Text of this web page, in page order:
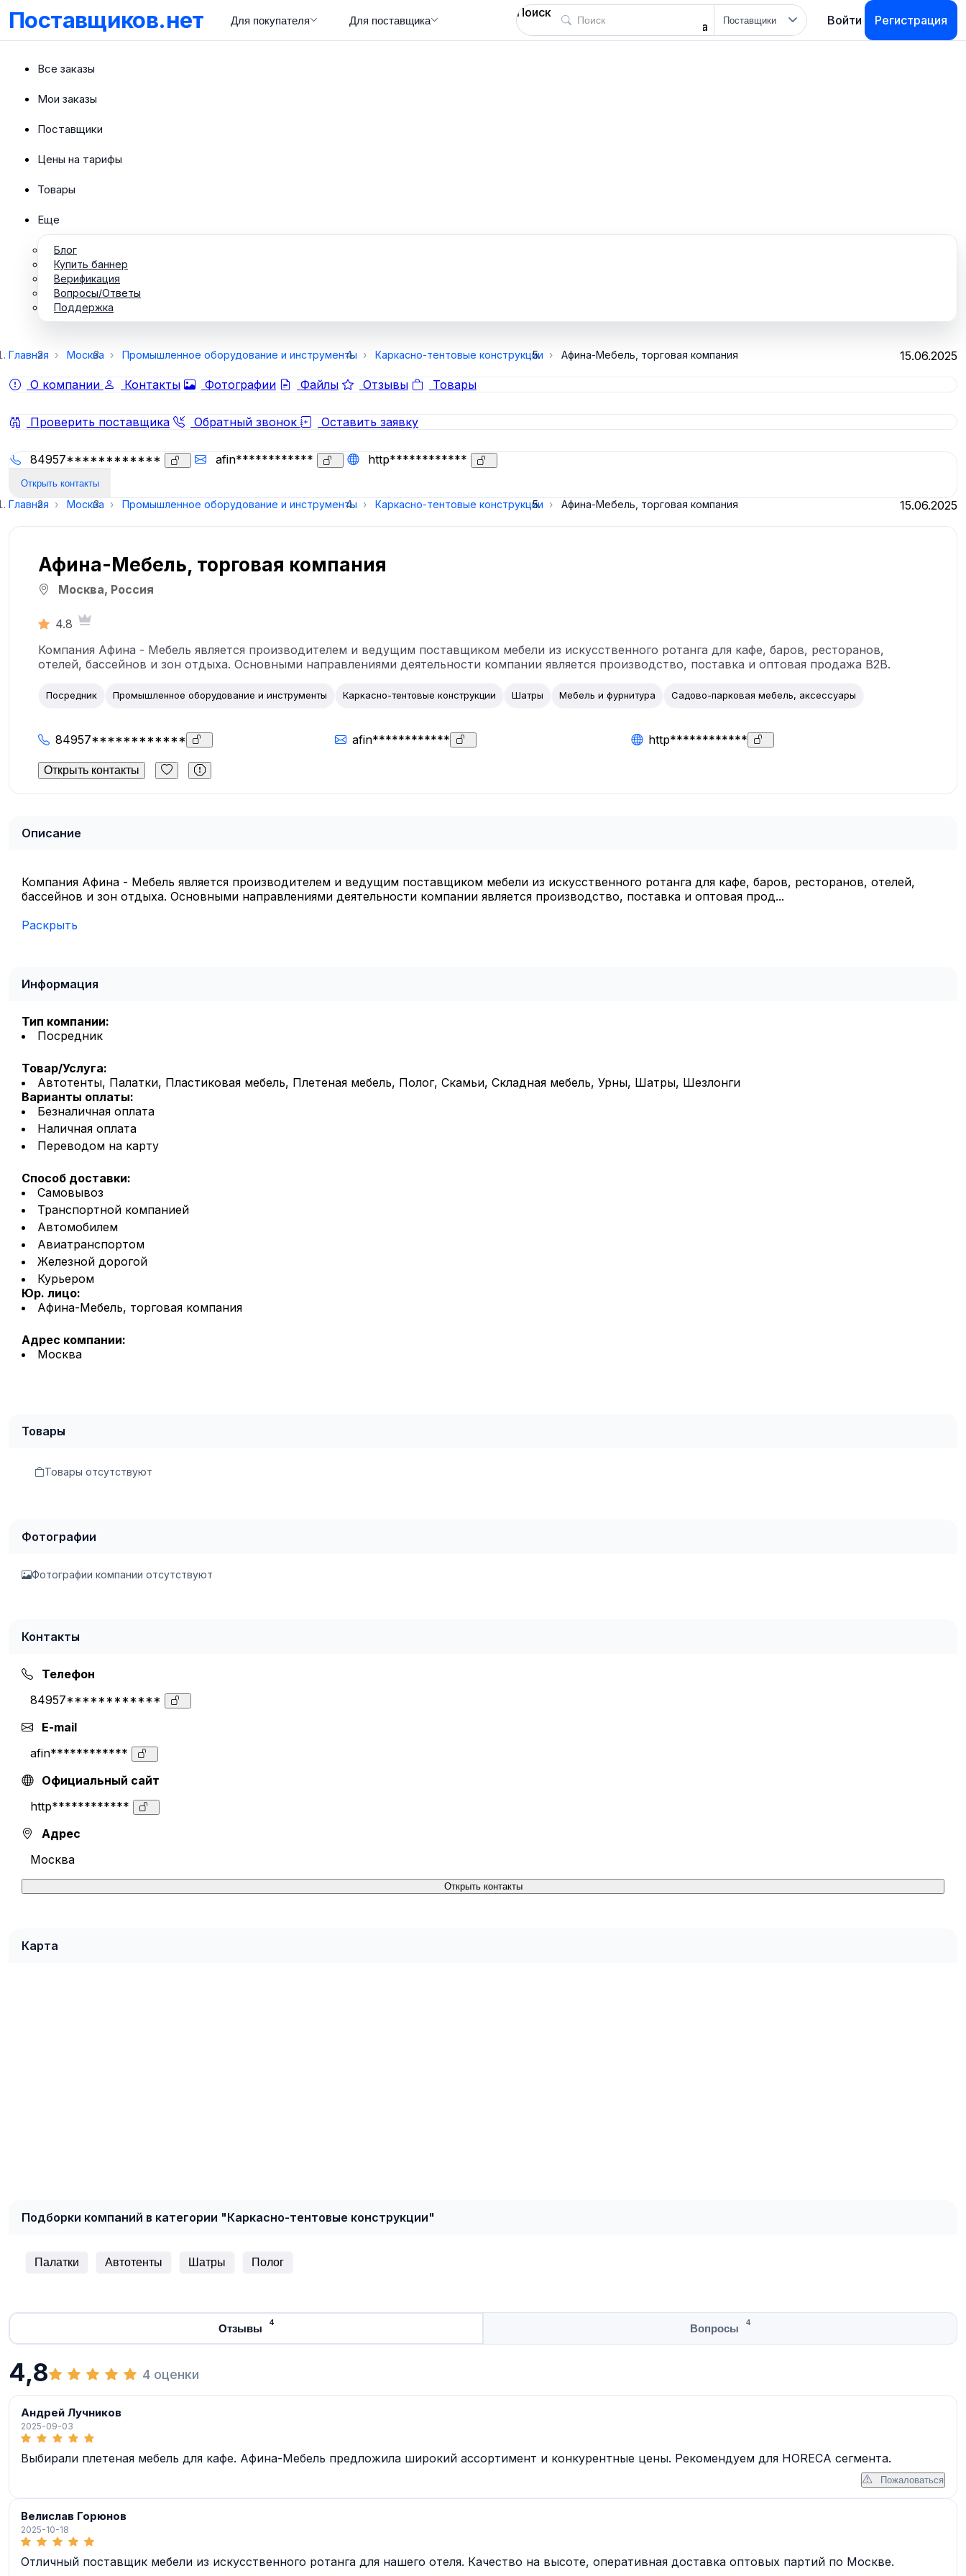
Поставщиков.нет Для покупателя Для поставщика
Поиск
поиска
Войти Регистрация
Все заказы
Мои заказы
Поставщики
Цены на тарифы
Товары
Еще
Блог
Купить баннер
Верификация
Вопросы/Ответы
Поддержка
Главная Москва Промышленное оборудование и инструменты Каркасно-тентовые конструкции Афина-Мебель, торговая компания
15.06.2025
О компании
Контакты Фотографии Файлы Отзывы Товары
Проверить поставщика Обратный звонок Оставить заявку
84957************ afin************ http************
Открыть контакты
Главная Москва Промышленное оборудование и инструменты Каркасно-тентовые конструкции Афина-Мебель, торговая компания 15.06.2025
Афина-Мебель, торговая компания
Москва, Россия
4.8
Компания Афина - Мебель является производителем и ведущим поставщиком мебели из искусственного ротанга для кафе, баров, ресторанов,
отелей, бассейнов и зон отдыха. Основными направлениями деятельности компании является производство, поставка и оптовая продажа В2В.
Посредник Промышленное оборудование и инструменты Каркасно-тентовые конструкции Шатры Мебель и фурнитура Садово-парковая мебель, аксессуары
84957************ afin************ http************
Открыть контакты
Описание
Компания Афина - Мебель является производителем и ведущим поставщиком мебели из искусственного ротанга для кафе, баров, ресторанов, отелей,
бассейнов и зон отдыха. Основными направлениями деятельности компании является производство, поставка и оптовая прод...
Раскрыть
Информация
Тип компании:
Посредник
Товар/Услуга:
Автотенты, Палатки, Пластиковая мебель, Плетеная мебель, Полог, Скамьи, Складная мебель, Урны, Шатры, Шезлонги
Варианты оплаты:
Безналичная оплата
Наличная оплата
Переводом на карту
Способ доставки:
Самовывоз
Транспортной компанией
Автомобилем
Авиатранспортом
Железной дорогой
Курьером
Юр. лицо:
Афина-Мебель, торговая компания
Адрес компании:
Москва
Товары
Товары отсутствуют
Фотографии
Фотографии компании отсутствуют
Контакты
Телефон
84957************
E-mail
afin************
Официальный сайт
http************
Адрес
Москва
Открыть контакты
Карта
Подборки компаний в категории "Каркасно-тентовые конструкции"
Палатки Автотенты Шатры Полог
Отзывы 4 Вопросы 4
4,8 4 оценки
Андрей Лучников
2025-09-03
Выбирали плетеная мебель для кафе. Афина-Мебель предложила широкий ассортимент и конкурентные цены. Рекомендуем для HORECA сегмента.
Пожаловаться
Велислав Горюнов
2025-10-18
Отличный поставщик мебели из искусственного ротанга для нашего отеля. Качество на высоте, оперативная доставка оптовых партий по Москве.